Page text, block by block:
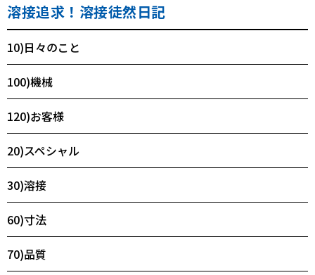
溶接追求！溶接徒然日記
10)日々のこと
100)機械
120)お客様
20)スペシャル
30)溶接
60)寸法
70)品質